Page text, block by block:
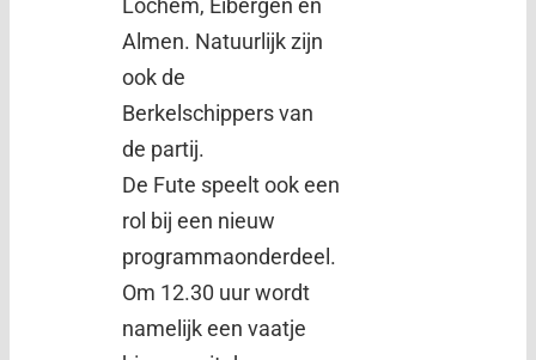
Lochem, Eibergen en
Almen. Natuurlijk zijn
ook de
Berkelschippers van
de partij.
De Fute speelt ook een
rol bij een nieuw
programmaonderdeel.
Om 12.30 uur wordt
namelijk een vaatje